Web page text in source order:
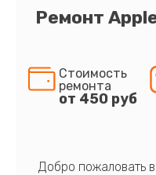
Ремонт
Стоимость
ремонта
от 450 руб
Добро пожаловать